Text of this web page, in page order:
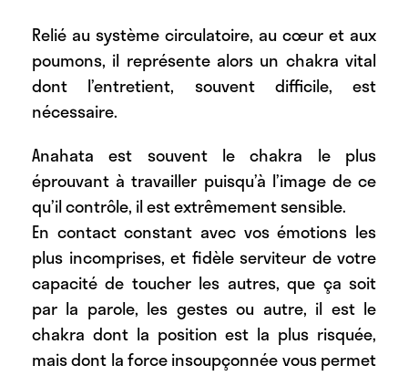
Relié au système circulatoire, au cœur et aux
poumons, il représente alors un chakra vital
dont l’entretient, souvent difficile, est
nécessaire.
Anahata est souvent le chakra le plus
éprouvant à travailler puisqu’à l’image de ce
qu’il contrôle, il est extrêmement sensible.
En contact constant avec vos émotions les
plus incomprises, et fidèle serviteur de votre
capacité de toucher les autres, que ça soit
par la parole, les gestes ou autre, il est le
chakra dont la position est la plus risquée,
mais dont la force insoupçonnée vous permet